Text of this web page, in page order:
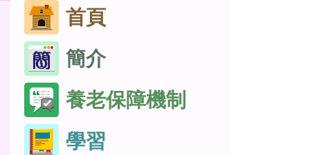
跳
至
內
容
首頁
簡介
養老保障機制
學習